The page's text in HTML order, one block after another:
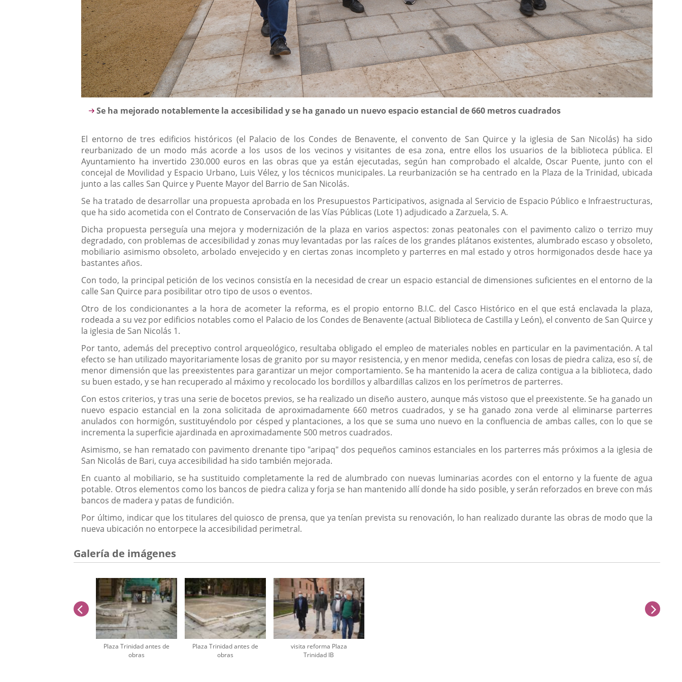
Descripción
Se ha mejorado notablemente la accesibilidad y se ha ganado un nuevo espacio estancial de 660 metros cuadrados
El entorno de tres edificios históricos (el Palacio de los Condes de Benavente, el convento de San Quirce y la iglesia de San Nicolás) ha sido
reurbanizado de un modo más acorde a los usos de los vecinos y visitantes de esa zona, entre ellos los usuarios de la biblioteca pública. El
Ayuntamiento ha invertido 230.000 euros en las obras que ya están ejecutadas, según han comprobado el alcalde, Oscar Puente, junto con el
concejal de Movilidad y Espacio Urbano, Luis Vélez, y los técnicos municipales. La reurbanización se ha centrado en la Plaza de la Trinidad, ubicada
junto a las calles San Quirce y Puente Mayor del Barrio de San Nicolás.
Se ha tratado de desarrollar una propuesta aprobada en los Presupuestos Participativos, asignada al Servicio de Espacio Público e Infraestructuras,
que ha sido acometida con el Contrato de Conservación de las Vías Públicas (Lote 1) adjudicado a Zarzuela, S. A.
Dicha propuesta perseguía una mejora y modernización de la plaza en varios aspectos: zonas peatonales con el pavimento calizo o terrizo muy
degradado, con problemas de accesibilidad y zonas muy levantadas por las raíces de los grandes plátanos existentes, alumbrado escaso y obsoleto,
mobiliario asimismo obsoleto, arbolado envejecido y en ciertas zonas incompleto y parterres en mal estado y otros hormigonados desde hace ya
bastantes años.
Con todo, la principal petición de los vecinos consistía en la necesidad de crear un espacio estancial de dimensiones suficientes en el entorno de la
calle San Quirce para posibilitar otro tipo de usos o eventos.
Otro de los condicionantes a la hora de acometer la reforma, es el propio entorno B.I.C. del Casco Histórico en el que está enclavada la plaza,
rodeada a su vez por edificios notables como el Palacio de los Condes de Benavente (actual Biblioteca de Castilla y León), el convento de San Quirce y
la iglesia de San Nicolás 1.
Por tanto, además del preceptivo control arqueológico, resultaba obligado el empleo de materiales nobles en particular en la pavimentación. A tal
efecto se han utilizado mayoritariamente losas de granito por su mayor resistencia, y en menor medida, cenefas con losas de piedra caliza, eso sí, de
menor dimensión que las preexistentes para garantizar un mejor comportamiento. Se ha mantenido la acera de caliza contigua a la biblioteca, dado
su buen estado, y se han recuperado al máximo y recolocado los bordillos y albardillas calizos en los perímetros de parterres.
Con estos criterios, y tras una serie de bocetos previos, se ha realizado un diseño austero, aunque más vistoso que el preexistente. Se ha ganado un
nuevo espacio estancial en la zona solicitada de aproximadamente 660 metros cuadrados, y se ha ganado zona verde al eliminarse parterres
anulados con hormigón, sustituyéndolo por césped y plantaciones, a los que se suma uno nuevo en la confluencia de ambas calles, con lo que se
incrementa la superficie ajardinada en aproximadamente 500 metros cuadrados.
Asimismo, se han rematado con pavimento drenante tipo "aripaq" dos pequeños caminos estanciales en los parterres más próximos a la iglesia de
San Nicolás de Bari, cuya accesibilidad ha sido también mejorada.
En cuanto al mobiliario, se ha sustituido completamente la red de alumbrado con nuevas luminarias acordes con el entorno y la fuente de agua
potable. Otros elementos como los bancos de piedra caliza y forja se han mantenido allí donde ha sido posible, y serán reforzados en breve con más
bancos de madera y patas de fundición.
Por último, indicar que los titulares del quiosco de prensa, que ya tenían prevista su renovación, lo han realizado durante las obras de modo que la
nueva ubicación no entorpece la accesibilidad perimetral.
Galería de imágenes
Plaza Trinidad antes de
obras
Plaza Trinidad antes de
obras
visita reforma Plaza
Trinidad IB
anterior